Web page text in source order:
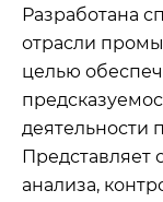
Разработана
отрасли
целью
Представляет
анализа,